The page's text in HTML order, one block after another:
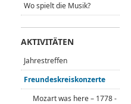
Wo spielt die Musik?
AKTIVITÄTEN
Jahrestreffen
Freundeskreiskonzerte
Mozart was here – 1778 -